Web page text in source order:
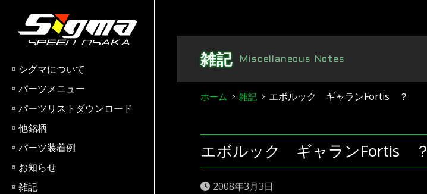
content
シグマについて
パーツメニュー
パーツリストダウンロード
他銘柄
パーツ装着例
お知らせ
雑記
雑記 Miscellaneous Notes
ホーム 雑記 エボルック ギャランFortis ？
エボルック ギャランFortis ？
2008年3月3日